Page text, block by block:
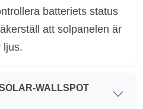
batteriets status
att solpanelen är
ljus.
WALLSPOT